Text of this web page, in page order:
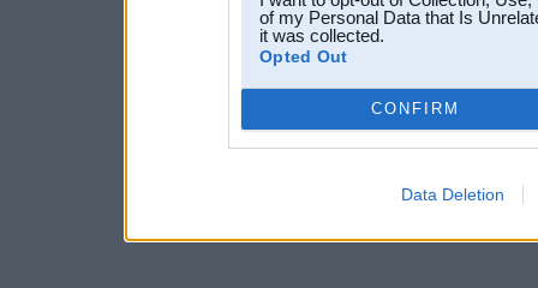
of my Personal Data that Is
it was collected.
Opted Out
CONFIRM
Data Deletion